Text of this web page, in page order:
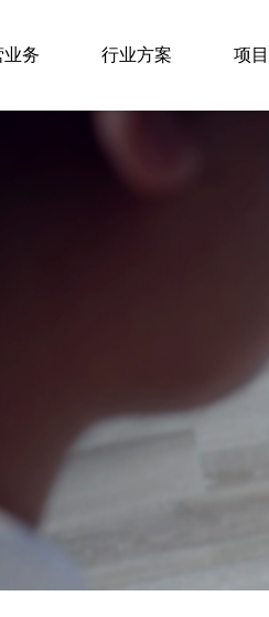
业务 行业方案 项